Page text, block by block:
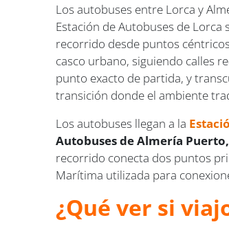
Los autobuses entre Lorca y
Estación de Autobuses de
recorrido desde puntos
casco urbano, siguiendo calles
punto exacto de partida, y
transición donde el ambiente
Los autobuses llegan a la
Autobuses de Almería
recorrido conecta dos puntos
Marítima utilizada para
¿Qué ver si